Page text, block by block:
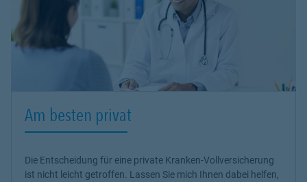
Am besten privat
Die Entscheidung für eine private Kranken-Vollversicherung
ist nicht leicht getroffen. Lassen Sie mich Ihnen dabei helfen,